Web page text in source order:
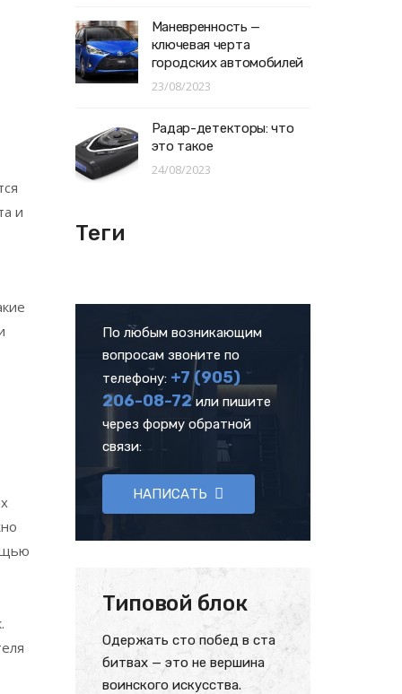
и
Маневренность —
ключевая черта
городских автомобилей
23/08/2023
Радар-детекторы: что
это такое
24/08/2023
Теги
По любым возникающим
вопросам звоните по
телефону: +7 (905)
206-08-72или пишите
через форму обратной
связи:
НАПИСАТЬ
Типовой блок
Одержать сто побед в ста
битвах — это не вершина
воинского искусства.